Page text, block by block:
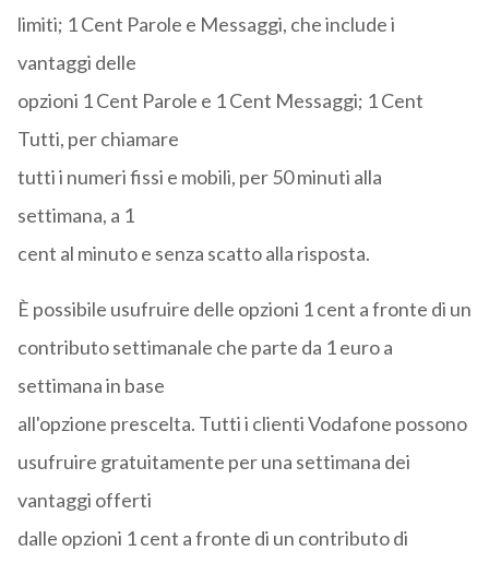
limiti; 1 Cent Parole e Messaggi, che include i
vantaggi delle
opzioni 1 Cent Parole e 1 Cent Messaggi; 1 Cent
Tutti, per chiamare
tutti i numeri fissi e mobili, per 50 minuti alla
settimana, a 1
cent al minuto e senza scatto alla risposta.
È possibile usufruire delle opzioni 1 cent a fronte di un
contributo settimanale che parte da 1 euro a
settimana in base
all'opzione prescelta. Tutti i clienti Vodafone possono
usufruire gratuitamente per una settimana dei
vantaggi offerti
dalle opzioni 1 cent a fronte di un contributo di